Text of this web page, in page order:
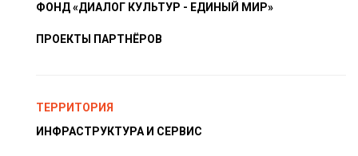
ФОНД «ДИАЛОГ КУЛЬТУР - ЕДИНЫЙ МИР»
ПРОЕКТЫ ПАРТНЁРОВ
ТЕРРИТОРИЯ
ИНФРАСТРУКТУРА И СЕРВИС